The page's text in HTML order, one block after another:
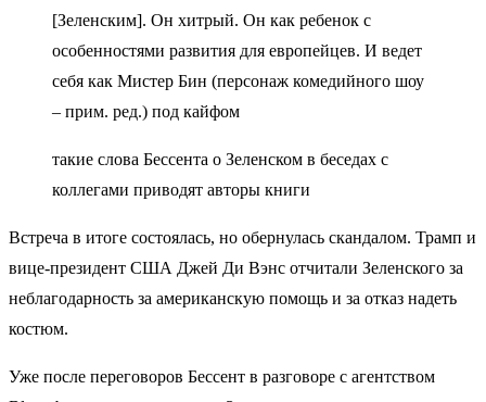
[Зеленским]. Он хитрый. Он как ребенок с
особенностями развития для европейцев. И ведет
себя как Мистер Бин (персонаж комедийного шоу
– прим. ред.) под кайфом
такие слова Бессента о Зеленском в беседах с
коллегами приводят авторы книги
Встреча в итоге состоялась, но обернулась скандалом. Трамп и
вице-президент США Джей Ди Вэнс отчитали Зеленского за
неблагодарность за американскую помощь и за отказ надеть
костюм.
Уже после переговоров Бессент в разговоре с агентством